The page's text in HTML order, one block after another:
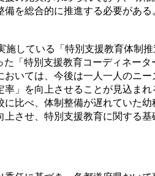
備を総合的に推進する必要がある
している「特別支援教育体制
た「特別支援教育コーディネー
おいては、今後は一人一人のニ
」を向上させることが見込まれ
比べ、体制整備が遅れていた
上させ、特別支援教育に関する